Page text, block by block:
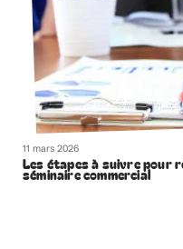
11 mars 2026
Les étapes à suivre pour
séminaire commercial